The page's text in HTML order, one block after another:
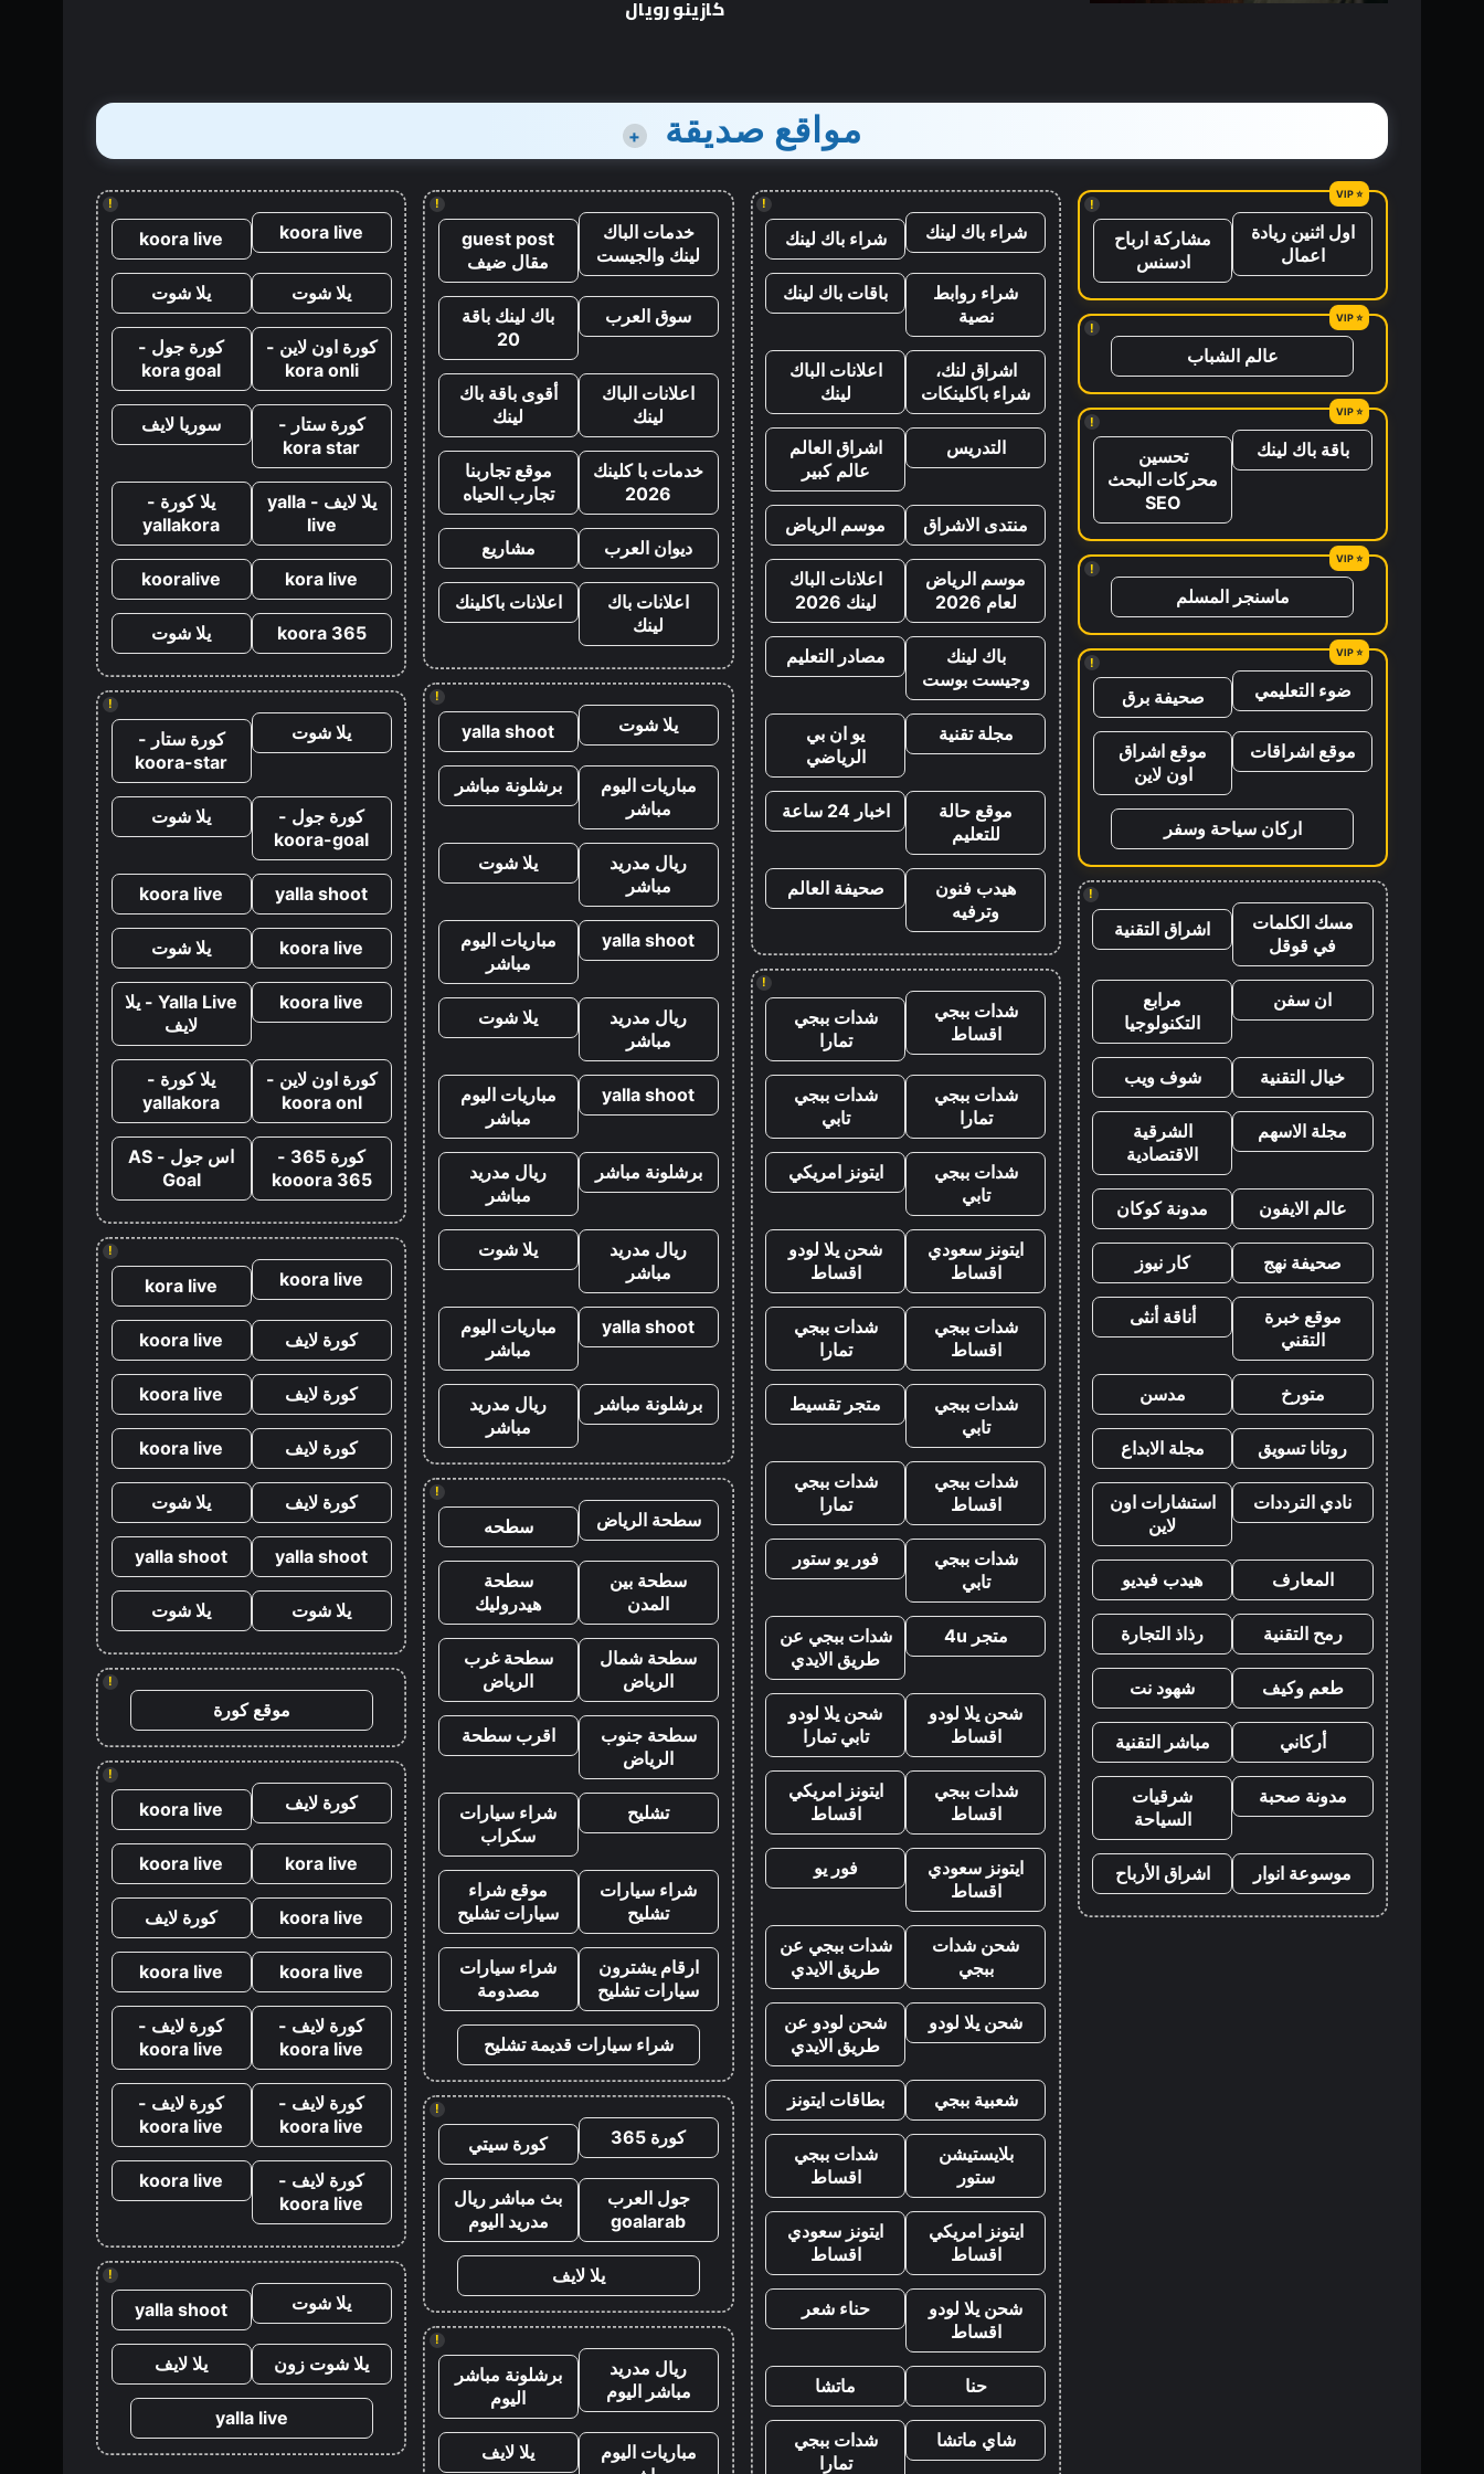
كازينو رويال
مواقع صديقة +
!
اول اثنين ريادة
اعمال
مشاركة ارباح
ادسنس
!
عالم الشباب
!
باقة باك لينك
تحسين
محركات البحث
SEO
!
ماسنجر المسلم
!
ضوء التعليمي صحيفة برق
موقع اشراقات
موقع اشراق
اون لاين
اركان سياحة وسفر
!
مسك الكلمات
في قوقل
اشراق التقنية
ان سفن
مرابع
التكنولوجيا
خيال التقنية شوف ويب
مجلة الاسهم
الشرقية
الاقتصادية
عالم الايفون مدونة كوكان
صحيفة نهج كار نيوز
موقع خبرة
التقني
أناقة أنثى
متورخ مدسن
روتانا تسويق مجلة الابداع
نادي الترددات
استشارات اون
لاين
المعارف هيدب فيديو
رمح التقنية رذاذ التجارة
طعم وكيف شهود نت
أركاني مباشر التقنية
مدونة صحبة
شرقيات
السياحة
موسوعة انوار اشراق الأرباح
!
شراء باك لينك شراء باك لينك
شراء روابط
نصية
باقات باك لينك
اشراق لنك،
شراء باكلينكات
اعلانات الباك
لينك
التدريس
اشراق العالم
عالم كبير
منتدى الاشراق موسم الرياض
موسم الرياض
لعام 2026
اعلانات الباك
لينك 2026
باك لينك
وجيست بوست
مصادر التعليم
مجلة تقنية
يو ان بي
الرياضي
موقع حالة
للتعليم
اخبار 24 ساعة
هيدب فنون
وترفيه
صحيفة العالم
!
شدات ببجي
اقساط
شدات ببجي
تمارا
شدات ببجي
تمارا
شدات ببجي
تابي
شدات ببجي
تابي
ايتونز امريكي
ايتونز سعودي
اقساط
شحن يلا لودو
اقساط
شدات ببجي
اقساط
شدات ببجي
تمارا
شدات ببجي
تابي
متجر تقسيط
شدات ببجي
اقساط
شدات ببجي
تمارا
شدات ببجي
تابي
فور يو ستور
متجر 4u
شدات ببجي عن
طريق الايدي
شحن يلا لودو
اقساط
شحن يلا لودو
تابي تمارا
شدات ببجي
اقساط
ايتونز امريكي
اقساط
ايتونز سعودي
اقساط
فور يو
شحن شدات
ببجي
شدات ببجي عن
طريق الايدي
شحن يلا لودو
شحن لودو عن
طريق الايدي
شعبية ببجي بطاقات ايتونز
بلايستيشن
ستور
شدات ببجي
اقساط
ايتونز امريكي
اقساط
ايتونز سعودي
اقساط
شحن يلا لودو
اقساط
حناء شعر
حنا ماتشا
شاي ماتشا
شدات ببجي
تمارا
!
خدمات الباك
لينك والجيست
guest post
مقال ضيف
سوق العرب
باك لينك باقة
20
اعلانات الباك
لينك
أقوى باقة باك
لينك
خدمات با كلينك
2026
موقع تجاربنا
تجارب الحياه
ديوان العرب مشاريع
اعلانات باك
لينك
اعلانات باكلينك
!
يلا شوت yalla shoot
مباريات اليوم
مباشر
برشلونة مباشر
ريال مدريد
مباشر
يلا شوت
yalla shoot
مباريات اليوم
مباشر
ريال مدريد
مباشر
يلا شوت
yalla shoot
مباريات اليوم
مباشر
برشلونة مباشر
ريال مدريد
مباشر
ريال مدريد
مباشر
يلا شوت
yalla shoot
مباريات اليوم
مباشر
برشلونة مباشر
ريال مدريد
مباشر
!
سطحة الرياض سطحه
سطحة بين
المدن
سطحة
هيدروليك
سطحة شمال
الرياض
سطحة غرب
الرياض
سطحة جنوب
الرياض
اقرب سطحة
تشليح
شراء سيارات
سكراب
شراء سيارات
تشليح
موقع شراء
سيارات تشليح
ارقام يشترون
سيارات تشليح
شراء سيارات
مصدومة
شراء سيارات قديمة تشليح
!
كورة 365 كورة سيتي
جول العرب
goalarab
بث مباشر ريال
مدريد اليوم
يلا لايف
!
ريال مدريد
مباشر اليوم
برشلونة مباشر
اليوم
مباريات اليوم
يلا لايف
!
koora live
koora live
يلا شوت يلا شوت
كورة اون لاين -
kora onli
كورة جول -
kora goal
كورة ستار -
kora star
سوريا لايف
يلا لايف - yalla
live
يلا كورة -
yallakora
kora live
kooralive
koora 365 يلا شوت
!
يلا شوت
كورة ستار -
koora-star
كورة جول -
koora-goal
يلا شوت
yalla shoot
koora live
koora live يلا شوت
koora live
Yalla Live - يلا
لايف
كورة اون لاين -
koora onl
يلا كورة -
yallakora
كورة 365 -
kooora 365
اس جول - AS
Goal
!
koora live
kora live
كورة لايف koora live
كورة لايف koora live
كورة لايف koora live
كورة لايف يلا شوت
yalla shoot
yalla shoot
يلا شوت يلا شوت
!
موقع كورة
!
كورة لايف koora live
kora live
koora live
koora live كورة لايف
koora live
koora live
كورة لايف -
koora live
كورة لايف -
koora live
كورة لايف -
koora live
كورة لايف -
koora live
كورة لايف -
koora live
koora live
!
يلا شوت yalla shoot
يلا شوت زون يلا لايف
yalla live